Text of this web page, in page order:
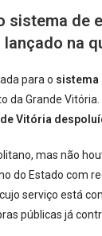
sistema de
na
para o sistema
Grande
de Vitória
mas não
do Estado com
serviço está
públicas já